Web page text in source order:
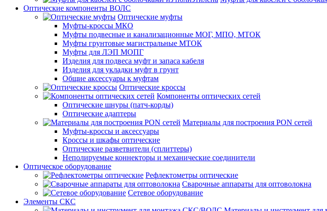
Оптические компоненты ВОЛС
Оптические муфты
Муфты-кроссы МКО
Муфты подвесные и канализационные МОГ, МПО, МТОК
Муфты грунтовые магистральные МТОК
Муфты для ЛЭП МОПГ
Изделия для подвеса муфт и запаса кабеля
Изделия для укладки муфт в грунт
Общие аксессуары к муфтам
Оптические кроссы
Компоненты оптических сетей
Оптические шнуры (патч-корды)
Оптические адаптеры
Материалы для построения PON сетей
Муфты-кроссы и аксессуары
Кроссы и шкафы оптические
Оптические разветвители (сплиттеры)
Неполируемые коннекторы и механические соединители
Оптическое оборудование
Рефлектометры оптические
Сварочные аппараты для оптоволокна
Сетевое оборудование
Элементы СКС